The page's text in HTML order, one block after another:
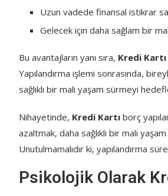
Uzun vadede finansal istikrar
Gelecek için daha sağlam bir
Bu avantajların yanı sıra, Kredi Kartı
Yapılandırma işlemi sonrasında,
sağlıklı bir mali yaşam sürmeyi
Nihayetinde, Kredi Kartı borç
azaltmak, daha sağlıklı bir mali
Unutulmamalıdır ki, yapılandırma
Psikolojik Olarak